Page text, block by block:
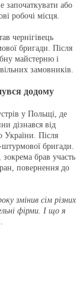
започаткувати або
робочі місця.
чернігівець
бригади. Після
майстерню і
замовників.
додому
у Польщі, де
дізнався від
України. Після
штурмової бригади.
брав участь
повернення до
змінив сім різних
фірми. І що я